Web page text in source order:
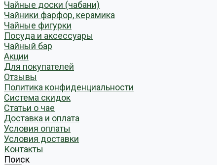
Чайные доски (чабани)
Чайники фарфор, керамика
Чайные фигурки
Посуда и аксессуары
Чайный бар
Акции
Для покупателей
Отзывы
Политика конфиденциальности
Система скидок
Статьи о чае
Доставка и оплата
Условия оплаты
Условия доставки
Контакты
Поиск